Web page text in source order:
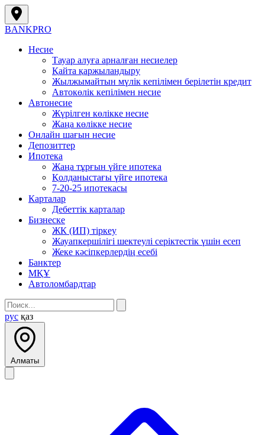
BANKPRO
Несие
Тауар алуға арналған несиелер
Қайта қаржыландыру
Жылжымайтын мүлік кепілімен берілетін кредит
Автокөлік кепілімен несие
Автонесие
Жүрілген көлікке несие
Жаңа көлікке несие
Онлайн шағын несие
Депозиттер
Ипотека
Жаңа тұрғын үйге ипотека
Қолданыстағы үйге ипотека
7-20-25 ипотекасы
Карталар
Дебеттік карталар
Бизнеске
ЖК (ИП) тіркеу
Жауапкершілігі шектеулі серіктестік үшін есеп
Жеке кәсіпкерлердің есебі
Банктер
МҚҰ
Автоломбардтар
рус қаз
Алматы